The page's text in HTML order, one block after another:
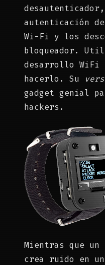
autenticación
Wi-Fi y los
bloqueador.
desarrollo WiFi
hacerlo. Su
gadget genial
hackers.
Mientras que un
crea ruido en